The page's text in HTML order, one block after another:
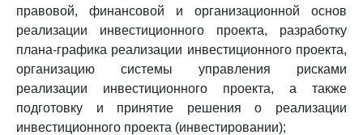
правовой, финансовой и организационной основ
реализации инвестиционного проекта, разработку
плана-графика реализации инвестиционного проекта,
организацию системы управления рисками
реализации инвестиционного проекта, а также
подготовку и принятие решения о реализации
инвестиционного проекта (инвестировании);